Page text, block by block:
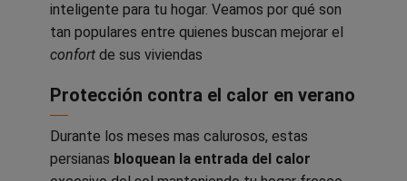
inteligente para tu hogar. Veamos por qué son
tan populares entre quienes buscan mejorar el
confort de sus viviendas
Protección contra el calor en verano
Durante los meses mas calurosos, estas
persianas bloquean la entrada del calor